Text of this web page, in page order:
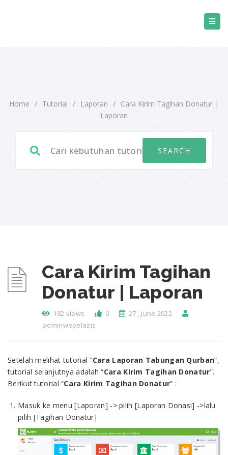
Home / Tutorial / Laporan / Cara Kirim Tagihan Donatur |
Laporan
Cara Kirim Tagihan
Donatur | Laporan
182 views 0
27 , June 2022
adminwebelazis
Setelah melihat tutorial “Cara Laporan Tabungan Qurban”,
tutorial selanjutnya adalah “Cara Kirim Tagihan Donatur”.
Berikut tutorial “Cara Kirim Tagihan Donatur” :
Masuk ke menu [Laporan] -> pilih [Laporan Donasi] ->lalu
pilih [Tagihan Donatur]